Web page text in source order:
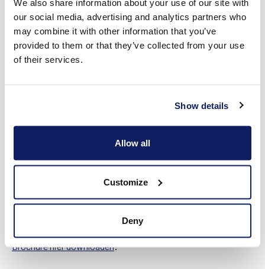
We also share information about your use of our site with
our social media, advertising and analytics partners who
may combine it with other information that you’ve
provided to them or that they’ve collected from your use
of their services.
Show details
Allow all
Customize
Deny
perforeren. Het energiepeil van je woning wordt op die
manier niet beïnvloed.
Opbouwrolluiken daarentegen gaan naadloos op in je
interieur. Afhankelijk van de montage is er slechts een klein
stukje van de voorplaat van de kast aan de buitenzijde
inbouwrolluiken geassocieerd met een minpuntje. Het lukt
namelijk niet om ze volledig luchtdicht te maken, wat zorgt
ShutterX®, een energiezuinig en esthetisch alternatief voor
traditionele inbouwrolluiken dat volgens een luchtdicht
Brochure hier downloaden!